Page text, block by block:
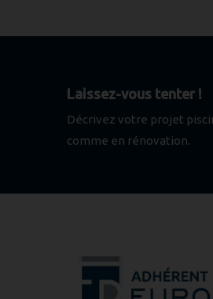
Laissez-vous tenter !
Décrivez votre projet
comme en rénovation.